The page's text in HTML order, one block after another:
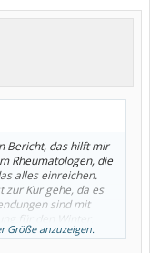
Bericht, das hilft mir
Rheumatologen, die
alles einreichen.
zur Kur gehe, da es
sind mit
für den Winter.
Größe anzuzeigen.